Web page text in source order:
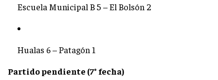
Escuela Municipal B 5 – El Bolsón 2
Hualas 6 – Patagón 1
Partido pendiente (7° fecha)